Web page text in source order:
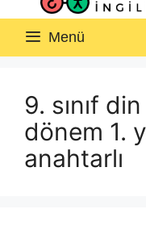
Menü
9. sınıf
dönem 1.
anahtarlı